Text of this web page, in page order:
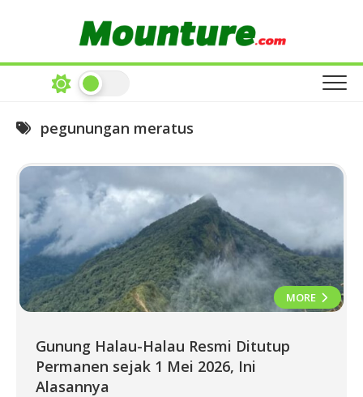
pegunungan meratus
MORE
Gunung Halau-Halau Resmi Ditutup
Permanen sejak 1 Mei 2026, Ini
Alasannya